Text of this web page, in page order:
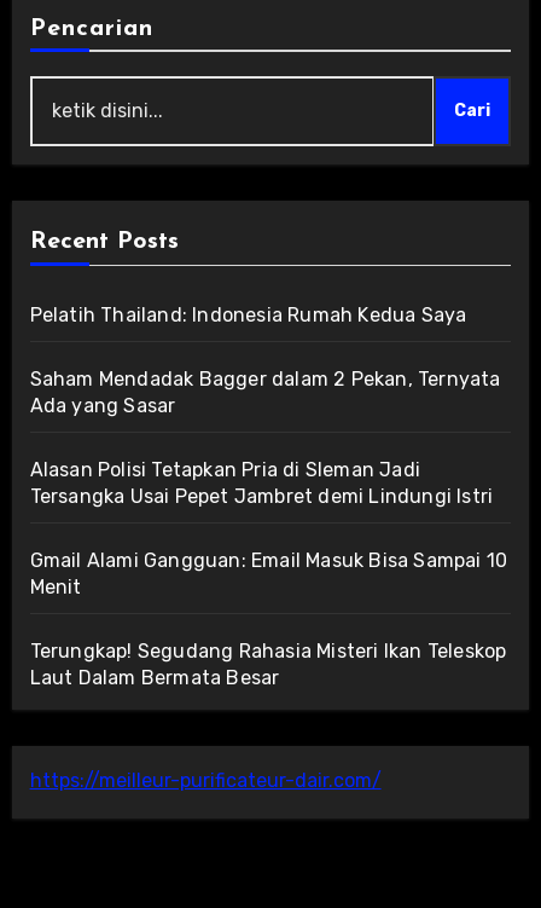
Pencarian
Cari
Recent Posts
Pelatih Thailand: Indonesia Rumah Kedua Saya
Saham Mendadak Bagger dalam 2 Pekan, Ternyata
Ada yang Sasar
Alasan Polisi Tetapkan Pria di Sleman Jadi
Tersangka Usai Pepet Jambret demi Lindungi Istri
Gmail Alami Gangguan: Email Masuk Bisa Sampai 10
Menit
Terungkap! Segudang Rahasia Misteri Ikan Teleskop
Laut Dalam Bermata Besar
https://meilleur-purificateur-dair.com/